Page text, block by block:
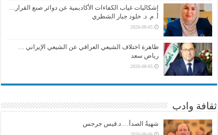
إشكاليات غياب الكفاءات الأكاديمية عن دوائر صنع القرار…
أ. م. د. خلود جبار الشطري
2026-08-05
ظاهرة اختلاف الشيعي العراقي عن الشيعي الإيراني …
رياض سعد
2026-08-05
ثقافة وادب
شهيةُ الصدأ….د.قيس جرجس